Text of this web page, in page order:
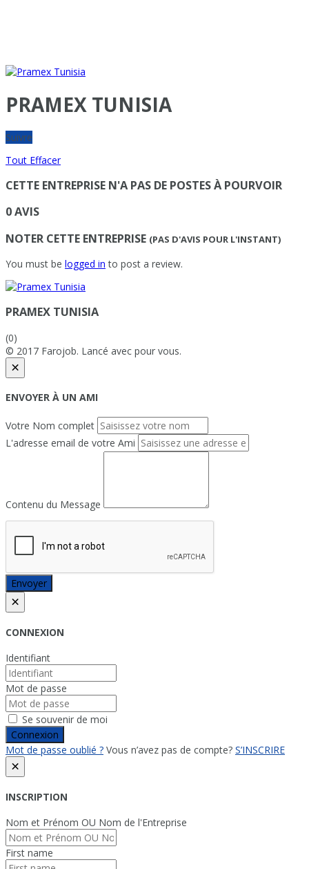
PRAMEX TUNISIA
Suivre
Tout Effacer
CETTE ENTREPRISE N'A PAS DE POSTES À POURVOIR
0 AVIS
NOTER CETTE ENTREPRISE (PAS D'AVIS POUR L'INSTANT)
You must be logged in to post a review.
PRAMEX TUNISIA
(0)
© 2017 Farojob. Lancé avec pour vous.
×
ENVOYER À UN AMI
Votre Nom complet
L'adresse email de votre Ami
Contenu du Message
Envoyer
×
CONNEXION
Identifiant
Mot de passe
Se souvenir de moi
Connexion
Mot de passe oublié ? Vous n’avez pas de compte? S’INSCRIRE
×
INSCRIPTION
Nom et Prénom OU Nom de l'Entreprise
First name